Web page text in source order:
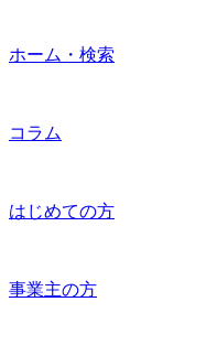
ホーム・検索
コラム
はじめての方
事業主の方